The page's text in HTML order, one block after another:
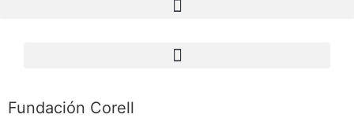
Fundación Corell